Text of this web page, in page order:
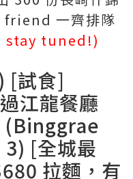
friend 一齊排隊
stay tuned!)
[試食]
江龍餐廳
(Binggrae
3) [全城最
拉麵，有